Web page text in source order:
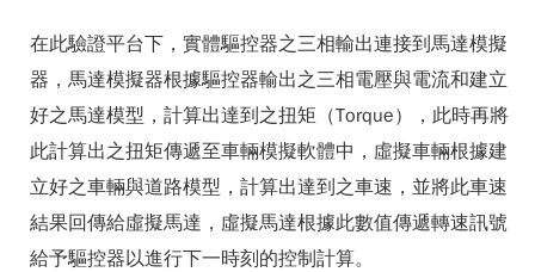
在此驗證平台下，實體驅控器之三相輸出連接到馬達模擬
器，馬達模擬器根據驅控器輸出之三相電壓與電流和建立
好之馬達模型，計算出達到之扭矩（Torque），此時再將
此計算出之扭矩傳遞至車輛模擬軟體中，虛擬車輛根據建
立好之車輛與道路模型，計算出達到之車速，並將此車速
結果回傳給虛擬馬達，虛擬馬達根據此數值傳遞轉速訊號
給予驅控器以進行下一時刻的控制計算。